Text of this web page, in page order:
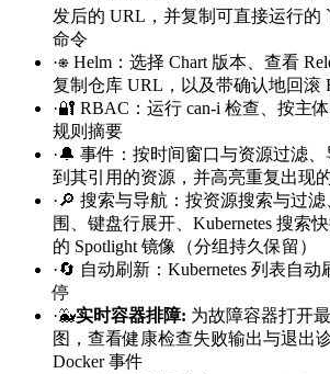
发后的 URL，并复制可直接运行的
命令
·⎈ Helm：选择 Chart 版本、查看
复制仓库 URL，以及带确认地回滚
·🔐 RBAC：运行 can-i 检查、按主
规则摘要
·🔔 事件：按时间窗口与资源过滤
到其引用的资源，并高亮重复出现
·🔎 搜索与导航：按资源搜索与过
围、键盘行展开、Kubernetes 搜索
的 Spotlight 镜像（分组持久保留）
·🔄 自动刷新：Kubernetes 列表自
停
·🐳实时容器排障: 为故障容器打开
图，查看健康检查失败输出与退出
Docker 事件